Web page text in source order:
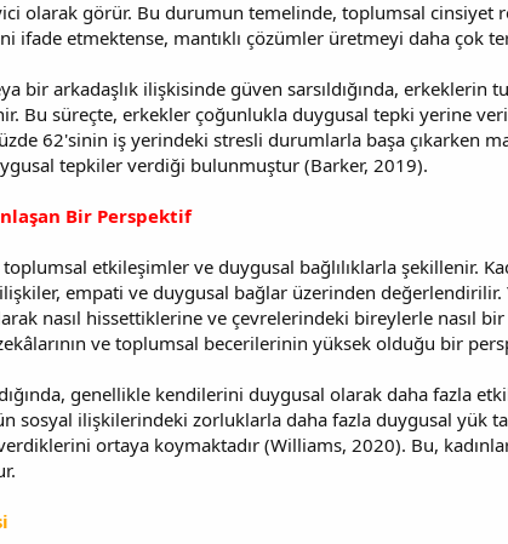
olarak görür. Bu durumun temelinde, toplumsal cinsiyet
ifade etmektense, mantıklı çözümler üretmeyi daha çok
bir arkadaşlık ilişkisinde güven sarsıldığında, erkeklerin
Bu süreçte, erkekler çoğunlukla duygusal tepki yerine
62'sinin iş yerindeki stresli durumlarla başa çıkarken
tepkiler verdiği bulunmuştur (Barker, 2019).
Bir Perspektif
etkileşimler ve duygusal bağlılıklarla şekillenir.
empati ve duygusal bağlar üzerinden değerlendirilir.
nasıl hissettiklerine ve çevrelerindeki bireylerle nasıl
ve toplumsal becerilerinin yüksek olduğu bir
genellikle kendilerini duygusal olarak daha fazla
sosyal ilişkilerindeki zorluklarla daha fazla duygusal yük
ortaya koymaktadır (Williams, 2020). Bu,